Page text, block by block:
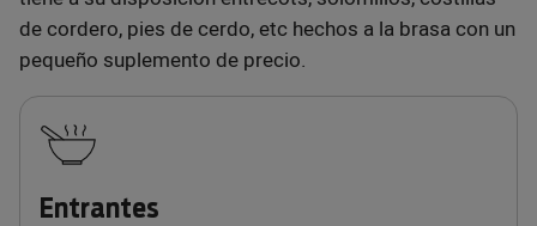
de cordero, pies de cerdo, etc hechos a la brasa con un
pequeño suplemento de precio.
Entrantes